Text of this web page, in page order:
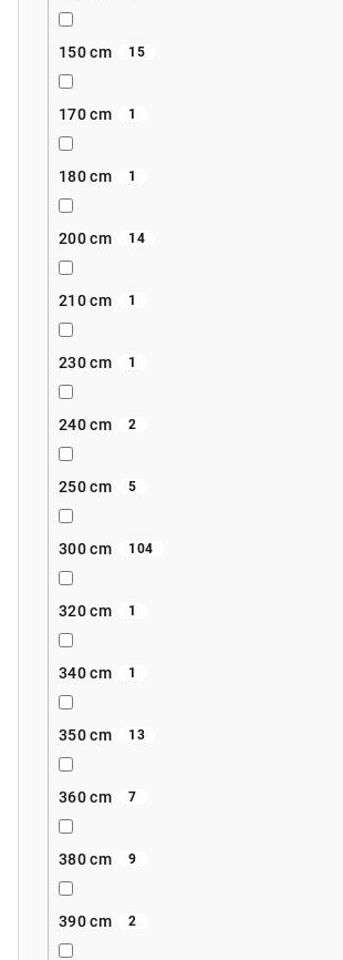
150 cm 15
170 cm 1
180 cm 1
200 cm 14
210 cm 1
230 cm 1
240 cm 2
250 cm 5
300 cm 104
320 cm 1
340 cm 1
350 cm 13
360 cm 7
380 cm 9
390 cm 2